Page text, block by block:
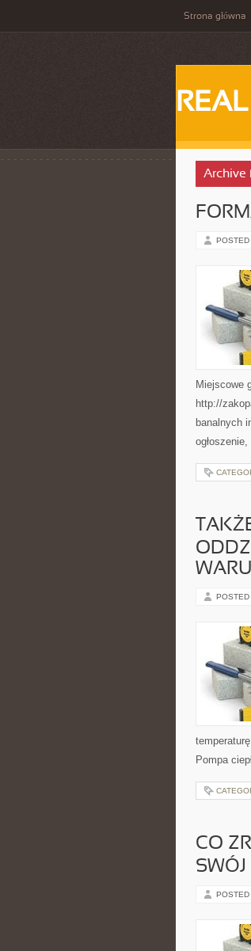
Strona główna
REAL
Archive
POSTED
Miejscowe
http://
banalnych
POSTED
Pompa
CO
SWÓJ
POSTED